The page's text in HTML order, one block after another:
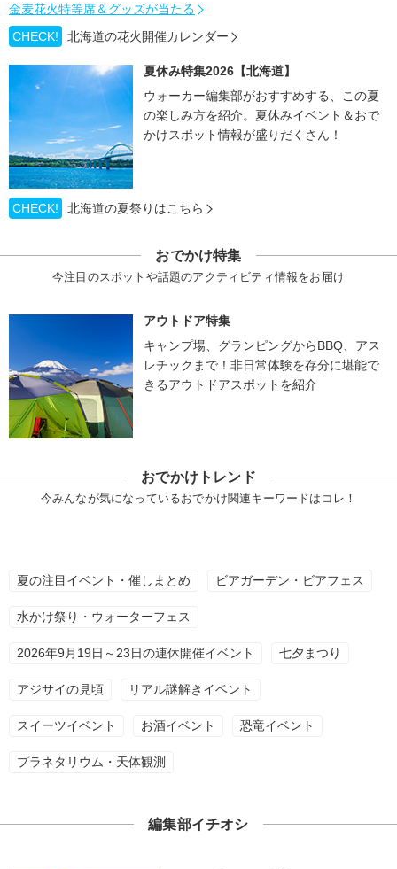
金麦花火特等席＆グッズが当たる
CHECK!
北海道の花火開催カレンダー
夏休み特集2026【北海道】
ウォーカー編集部がおすすめする、この夏
の楽しみ方を紹介。夏休みイベント＆おで
かけスポット情報が盛りだくさん！
CHECK! 北海道の夏祭りはこちら
おでかけ特集
今注目のスポットや話題のアクティビティ情報をお届け
アウトドア特集
キャンプ場、グランピングからBBQ、アス
レチックまで！非日常体験を存分に堪能で
きるアウトドアスポットを紹介
おでかけトレンド
今みんなが気になっているおでかけ関連キーワードはコレ！
夏の注目イベント・催しまとめ ビアガーデン・ビアフェス
水かけ祭り・ウォーターフェス
2026年9月19日～23日の連休開催イベント 七夕まつり
アジサイの見頃 リアル謎解きイベント
スイーツイベント お酒イベント 恐竜イベント
プラネタリウム・天体観測
編集部イチオシ